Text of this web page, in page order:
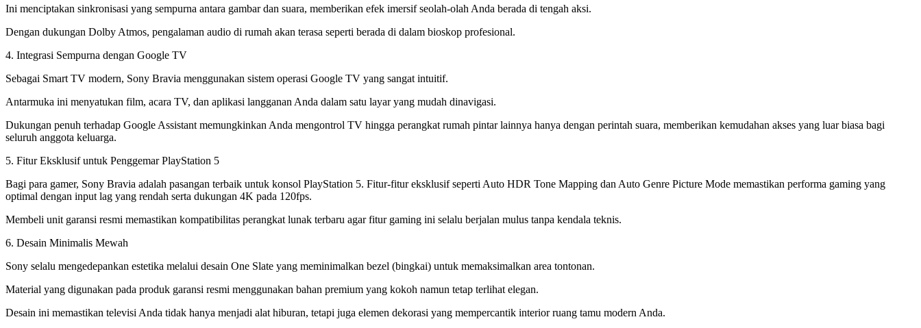
Ini menciptakan sinkronisasi yang sempurna antara gambar dan suara, memberikan efek imersif seolah-olah Anda berada di tengah aksi.
Dengan dukungan Dolby Atmos, pengalaman audio di rumah akan terasa seperti berada di dalam bioskop profesional.
4. Integrasi Sempurna dengan Google TV
Sebagai Smart TV modern, Sony Bravia menggunakan sistem operasi Google TV yang sangat intuitif.
Antarmuka ini menyatukan film, acara TV, dan aplikasi langganan Anda dalam satu layar yang mudah dinavigasi.
Dukungan penuh terhadap Google Assistant memungkinkan Anda mengontrol TV hingga perangkat rumah pintar lainnya hanya dengan perintah suara, memberikan kemudahan akses yang luar biasa bagi
seluruh anggota keluarga.
5. Fitur Eksklusif untuk Penggemar PlayStation 5
Bagi para gamer, Sony Bravia adalah pasangan terbaik untuk konsol PlayStation 5. Fitur-fitur eksklusif seperti Auto HDR Tone Mapping dan Auto Genre Picture Mode memastikan performa gaming yang
optimal dengan input lag yang rendah serta dukungan 4K pada 120fps.
Membeli unit garansi resmi memastikan kompatibilitas perangkat lunak terbaru agar fitur gaming ini selalu berjalan mulus tanpa kendala teknis.
6. Desain Minimalis Mewah
Sony selalu mengedepankan estetika melalui desain One Slate yang meminimalkan bezel (bingkai) untuk memaksimalkan area tontonan.
Material yang digunakan pada produk garansi resmi menggunakan bahan premium yang kokoh namun tetap terlihat elegan.
Desain ini memastikan televisi Anda tidak hanya menjadi alat hiburan, tetapi juga elemen dekorasi yang mempercantik interior ruang tamu modern Anda.